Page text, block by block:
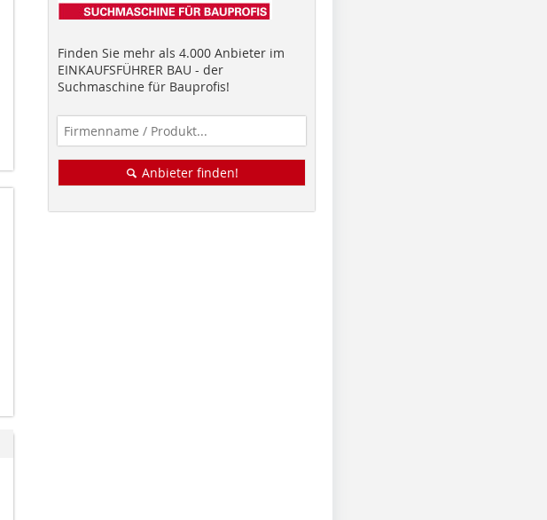
Finden Sie mehr als 4.000 Anbieter im
EINKAUFSFÜHRER BAU - der
Suchmaschine für Bauprofis!
Anbieter finden!